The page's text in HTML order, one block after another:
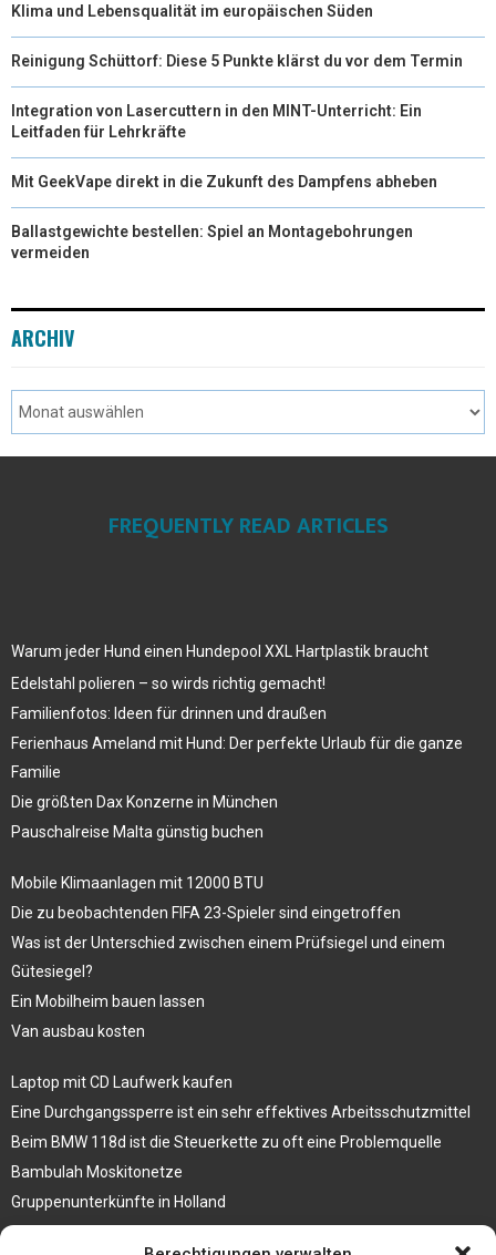
Klima und Lebensqualität im europäischen Süden
Reinigung Schüttorf: Diese 5 Punkte klärst du vor dem Termin
Integration von Lasercuttern in den MINT-Unterricht: Ein
Leitfaden für Lehrkräfte
Mit GeekVape direkt in die Zukunft des Dampfens abheben
Ballastgewichte bestellen: Spiel an Montagebohrungen
vermeiden
ARCHIV
FREQUENTLY READ ARTICLES
Warum jeder Hund einen Hundepool XXL Hartplastik braucht
Edelstahl polieren – so wirds richtig gemacht!
Familienfotos: Ideen für drinnen und draußen
Ferienhaus Ameland mit Hund: Der perfekte Urlaub für die ganze
Familie
Die größten Dax Konzerne in München
Pauschalreise Malta günstig buchen
Mobile Klimaanlagen mit 12000 BTU
Die zu beobachtenden FIFA 23-Spieler sind eingetroffen
Was ist der Unterschied zwischen einem Prüfsiegel und einem
Gütesiegel?
Ein Mobilheim bauen lassen
Van ausbau kosten
Laptop mit CD Laufwerk kaufen
Eine Durchgangssperre ist ein sehr effektives Arbeitsschutzmittel
Beim BMW 118d ist die Steuerkette zu oft eine Problemquelle
Bambulah Moskitonetze
Gruppenunterkünfte in Holland
Jutebeutel kaufen und ihre Strapazierfähigkeit nutzen